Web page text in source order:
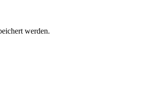
werden.